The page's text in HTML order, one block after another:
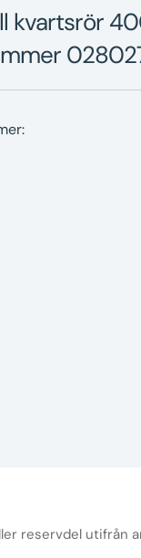
kvartsrör
reservdel utifrån